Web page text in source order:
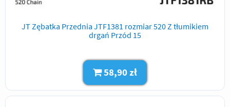
JT Zębatka Przednia JTF1381 rozmiar 520 Z tłumikiem
drgań Przód 15
58,90 zł